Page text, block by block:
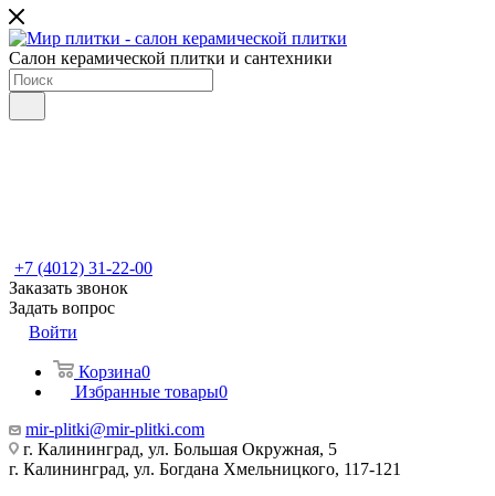
Салон керамической плитки и сантехники
+7 (4012) 31-22-00
Заказать звонок
Задать вопрос
Войти
Корзина0
Избранные товары0
mir-plitki@mir-plitki.com
г. Калининград, ул. Большая Окружная, 5
г. Калининград, ул. Богдана Хмельницкого, 117-121